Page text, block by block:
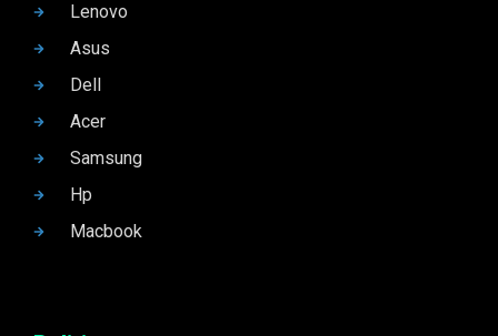
Lenovo
Asus
Dell
Acer
Samsung
Hp
Macbook